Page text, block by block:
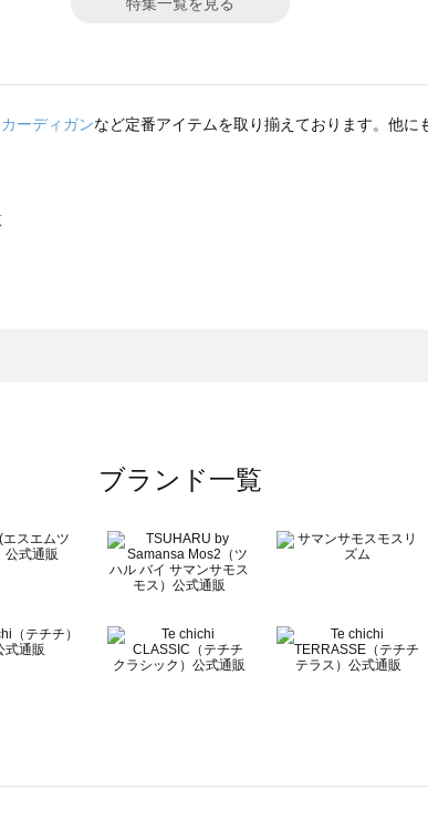
カーディガンなど定番アイテムを取り揃えております。他に
ス一覧
ブランド一覧